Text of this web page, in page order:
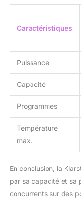
Caractéristiques
Puissance
Capacité
Programmes
Température
max.
En conclusion, la
par sa capacité et sa
concurrents sur des